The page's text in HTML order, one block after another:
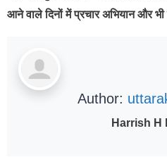
आने वाले दिनों में प्रचार अभियान और
Author:
Harrish H